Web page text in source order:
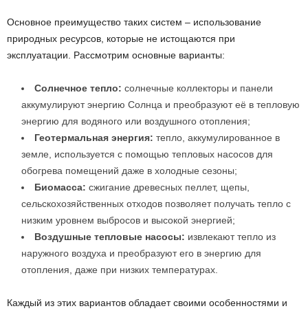
Основное преимущество таких систем – использование
природных ресурсов, которые не истощаются при
эксплуатации. Рассмотрим основные варианты:
Солнечное тепло: солнечные коллекторы и панели
аккумулируют энергию Солнца и преобразуют её в тепловую
энергию для водяного или воздушного отопления;
Геотермальная энергия: тепло, аккумулированное в
земле, используется с помощью тепловых насосов для
обогрева помещений даже в холодные сезоны;
Биомасса: сжигание древесных пеллет, щепы,
сельскохозяйственных отходов позволяет получать тепло с
низким уровнем выбросов и высокой энергией;
Воздушные тепловые насосы: извлекают тепло из
наружного воздуха и преобразуют его в энергию для
отопления, даже при низких температурах.
Каждый из этих вариантов обладает своими особенностями и